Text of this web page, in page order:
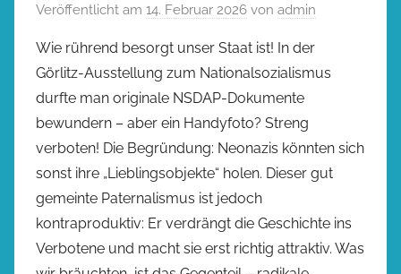
Veröffentlicht am 14. Februar 2026 von admin
Wie rührend besorgt unser Staat ist! In der
Görlitz-Ausstellung zum Nationalsozialismus
durfte man originale NSDAP-Dokumente
bewundern – aber ein Handyfoto? Streng
verboten! Die Begründung: Neonazis könnten sich
sonst ihre „Lieblingsobjekte“ holen. Dieser gut
gemeinte Paternalismus ist jedoch
kontraproduktiv: Er verdrängt die Geschichte ins
Verbotene und macht sie erst richtig attraktiv. Was